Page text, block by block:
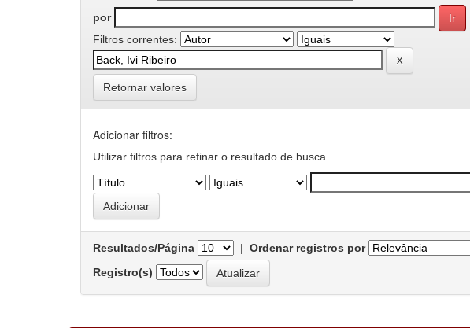
por
Filtros correntes:
Retornar valores
Adicionar filtros:
Utilizar filtros para refinar o resultado de busca.
Resultados/Página | Ordenar registros por
Registro(s)